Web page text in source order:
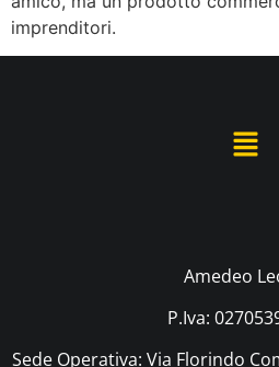
imprenditori.
Amedeo
P.Iva:
Sede Operativa: Via Florindo